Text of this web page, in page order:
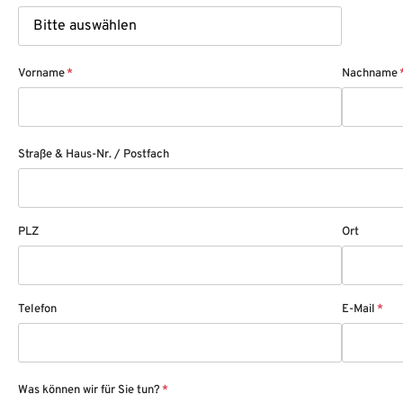
Vorname* Nachname
Straße & Haus-Nr. / Postfach
PLZ Ort
Telefon E-Mail *
Was können wir für Sie tun? *